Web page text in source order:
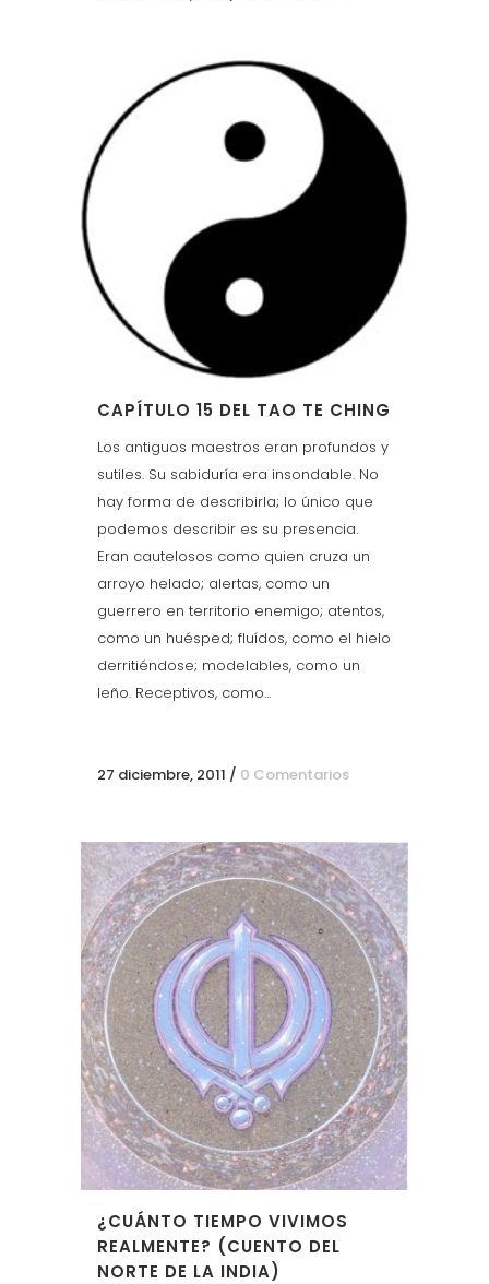
CAPÍTULO 15 DEL TAO TE CHING
Los antiguos maestros eran profundos y
sutiles. Su sabiduría era insondable. No
hay forma de describirla; lo único que
podemos describir es su presencia.
Eran cautelosos como quien cruza un
arroyo helado; alertas, como un
guerrero en territorio enemigo; atentos,
como un huésped; fluídos, como el hielo
derritiéndose; modelables, como un
leño. Receptivos, como...
27 diciembre, 2011 / 0 Comentarios
¿CUÁNTO TIEMPO VIVIMOS
REALMENTE? (CUENTO DEL
NORTE DE LA INDIA)